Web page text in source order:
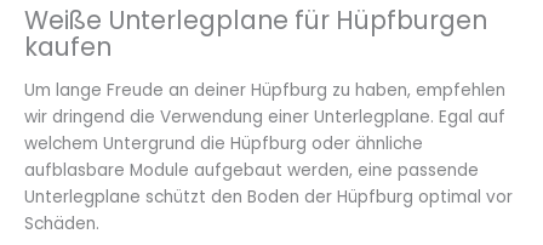
Weiße Unterlegplane für Hüpfburgen
kaufen
Um lange Freude an deiner Hüpfburg zu haben, empfehlen
wir dringend die Verwendung einer Unterlegplane. Egal auf
welchem Untergrund die Hüpfburg oder ähnliche
aufblasbare Module aufgebaut werden, eine passende
Unterlegplane schützt den Boden der Hüpfburg optimal vor
Schäden.